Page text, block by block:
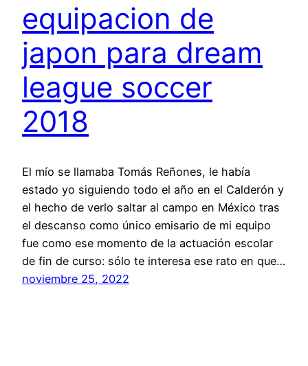
equipacion de
japon para dream
league soccer
2018
El mío se llamaba Tomás Reñones, le había
estado yo siguiendo todo el año en el Calderón y
el hecho de verlo saltar al campo en México tras
el descanso como único emisario de mi equipo
fue como ese momento de la actuación escolar
de fin de curso: sólo te interesa ese rato en que…
noviembre 25, 2022